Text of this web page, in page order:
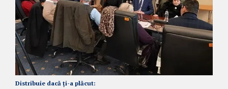
Distribuie dacă ți-a plăcut: